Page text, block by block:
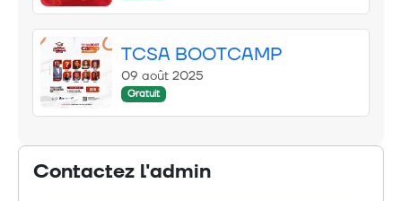
TCSA BOOTCAMP
09 août 2025
Gratuit
Contactez l'admin